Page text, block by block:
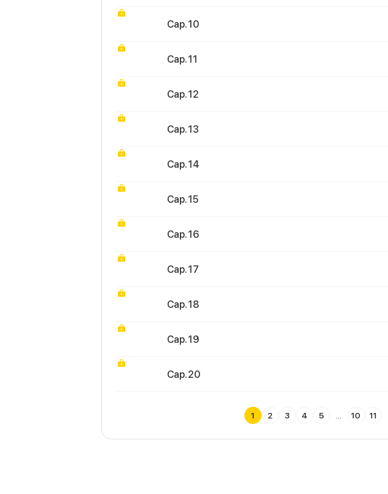
Cap. 10
Cap. 11
Cap. 12
Cap. 13
Cap. 14
Cap. 15
Cap. 16
Cap. 17
Cap. 18
Cap. 19
Cap. 20
1 2 3 4 5 10 11